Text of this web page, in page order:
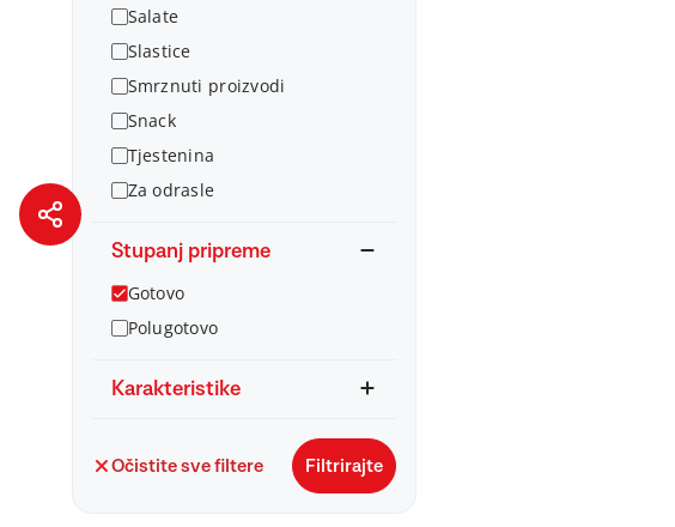
Salate
Slastice
Smrznuti proizvodi
Snack
Tjestenina
Za odrasle
Stupanj pripreme
Gotovo
Polugotovo
Karakteristike
Očistite sve filtere Filtrirajte